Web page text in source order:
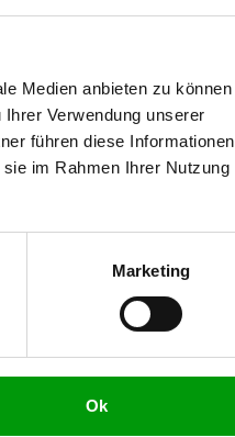
Medien anbieten zu können
Verwendung unserer
führen diese Informationen
im Rahmen Ihrer Nutzung
Marketing
Ok